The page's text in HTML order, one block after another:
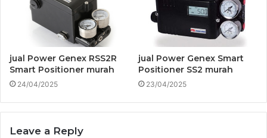
jual Power Genex RSS2R
Smart Positioner murah
24/04/2025
jual Power Genex Smart
Positioner SS2 murah
23/04/2025
Leave a Reply